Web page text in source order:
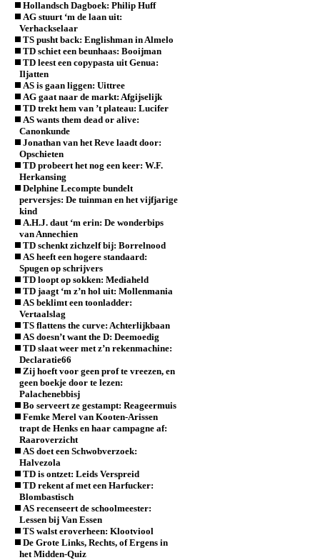
Hollandsch Dagboek: Philip Huff
AG stuurt ‘m de laan uit:
Verhackselaar
TS pusht back: Englishman in Almelo
TD schiet een beunhaas: Booijman
TD leest een copypasta uit Genua:
Iljatten
AS is gaan liggen: Uittree
AG gaat naar de markt: Afgijselijk
TD trekt hem van ’t plateau: Lucifer
AS wants them dead or alive:
Canonkunde
Jonathan van het Reve laadt door:
Opschieten
TD probeert het nog een keer: W.F.
Herkansing
Delphine Lecompte bundelt
perversjes: De tuinman en het vijfjarige
kind
A.H.J. daut ‘m erin: De wonderbips
van Annechien
TD schenkt zichzelf bij: Borrelnood
AS heeft een hogere standaard:
Spugen op schrijvers
TD loopt op sokken: Mediaheld
TD jaagt ‘m z’n hol uit: Mollenmania
AS beklimt een toonladder:
Vertaalslag
TS flattens the curve: Achterlijkbaan
AS doesn’t want the D: Deemoedig
TD slaat weer met z’n rekenmachine:
Declaratie66
Zij hoeft voor geen prof te vreezen, en
geen boekje door te lezen:
Palachenebbisj
Bo serveert ze gestampt: Reageermuis
Femke Merel van Kooten-Arissen
trapt de Henks en haar campagne af:
Raaroverzicht
AS doet een Schwobverzoek:
Halvezola
TD is ontzet: Leids Verspreid
TD rekent af met een Harfucker:
Blombastisch
AS recenseert de schoolmeester:
Lessen bij Van Essen
TS walst eroverheen: Klootviool
De Grote Links, Rechts, of Ergens in
het Midden-Quiz